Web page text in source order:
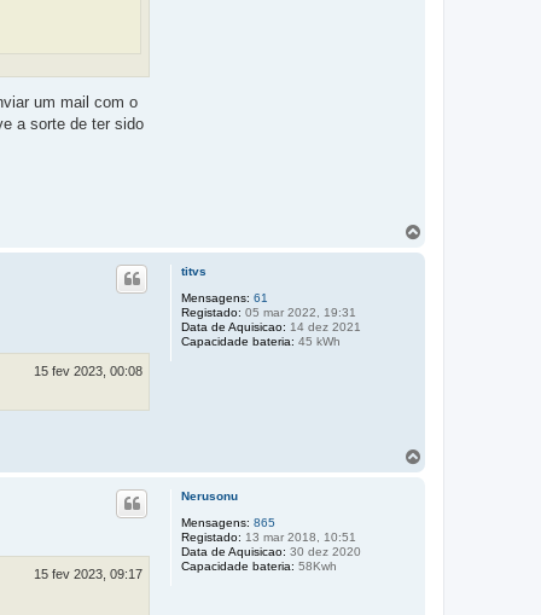
um mail com o
a sorte de ter sido
titvs
Mensagens: 61
Registado: 05 mar 2022, 19:31
Data de Aquisicao: 14 dez 2021
Capacidade bateria: 45 kWh
15 fev 2023, 00:08
Nerusonu
Mensagens: 865
Registado: 13 mar 2018, 10:51
Data de Aquisicao: 30 dez 2020
Capacidade bateria: 58Kwh
15 fev 2023, 09:17